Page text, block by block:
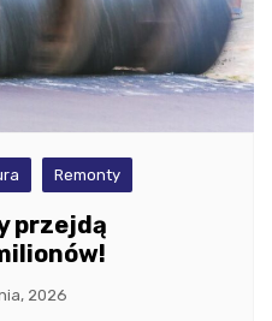
Remonty
przejdą
2026